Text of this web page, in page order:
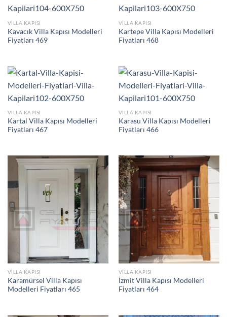
VILLA KAPISI
Kavacık Villa Kapısı Modelleri
Fiyatları 469
VILLA KAPISI
Kartepe Villa Kapısı Modelleri
Fiyatları 468
VILLA KAPISI
Kartal Villa Kapısı Modelleri
Fiyatları 467
VILLA KAPISI
Karasu Villa Kapısı Modelleri
Fiyatları 466
VILLA KAPISI
Karamürsel Villa Kapısı
Modelleri Fiyatları 465
VILLA KAPISI
İzmit Villa Kapısı Modelleri
Fiyatları 464